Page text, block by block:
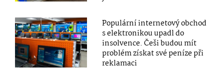
Populární internetový obchod
s elektronikou upadl do
insolvence. Češi budou mít
problém získat své peníze při
reklamaci